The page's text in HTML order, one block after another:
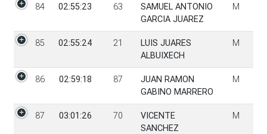
84 02:55:23 63
SAMUEL ANTONIO
GARCIA JUAREZ
M
85 02:55:24 21
LUIS JUARES
ALBUIXECH
M
86 02:59:18 87
JUAN RAMON
GABINO MARRERO
M
87 03:01:26 70
VICENTE
SANCHEZ
M